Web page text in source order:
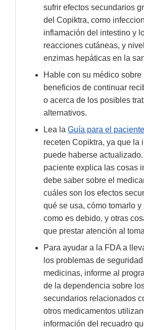
sufrir efectos secundarios
del Copiktra, como
inflamación del intestino y
reacciones cutáneas, y
enzimas hepáticas en la
Hable con su médico
beneficios de continuar
o acerca de los posibles
alternativos.
Lea la Guía para el paciente
receten Copiktra, ya que la
puede haberse
paciente explica las cosas
debe saber sobre el
cuáles son los efectos
qué se usa, cómo tomarlo
como es debido, y otras
que prestar atención al
Para ayudar a la FDA a
los problemas de
medicinas, informe al
de la dependencia sobre
secundarios relacionados
otros medicamentos
información del recuadro